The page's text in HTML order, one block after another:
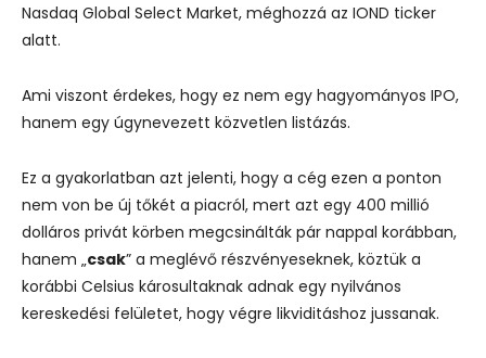
Nasdaq Global Select Market, méghozzá az IOND ticker
alatt.
Ami viszont érdekes, hogy ez nem egy hagyományos IPO,
hanem egy úgynevezett közvetlen listázás.
Ez a gyakorlatban azt jelenti, hogy a cég ezen a ponton
nem von be új tőkét a piacról, mert azt egy 400 millió
dolláros privát körben megcsinálták pár nappal korábban,
hanem „csak” a meglévő részvényeseknek, köztük a
korábbi Celsius károsultaknak adnak egy nyilvános
kereskedési felületet, hogy végre likviditáshoz jussanak.